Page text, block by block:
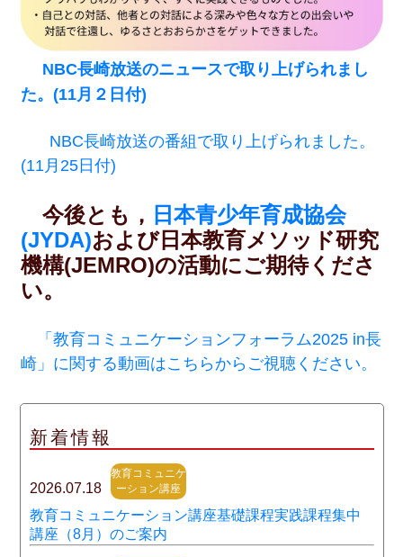
NBC長崎放送のニュースで取り上げられまし
た。(11月２日付)
NBC長崎放送の番組で取り上げられました。
(11月25日付)
今後とも， 日本青少年育成協会
(JYDA)および日本教育メソッド研究
機構(JEMRO)の活動にご期待くださ
い。
「教育コミュニケーションフォーラム2025 in長
崎」に関する動画はこちらからご視聴ください。
新着情報
2026.07.18
教育コミュニケ
ーション講座
教育コミュニケーション講座基礎課程実践課程集中
講座（8月）のご案内